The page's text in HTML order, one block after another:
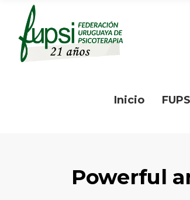
Inicio
Powerful